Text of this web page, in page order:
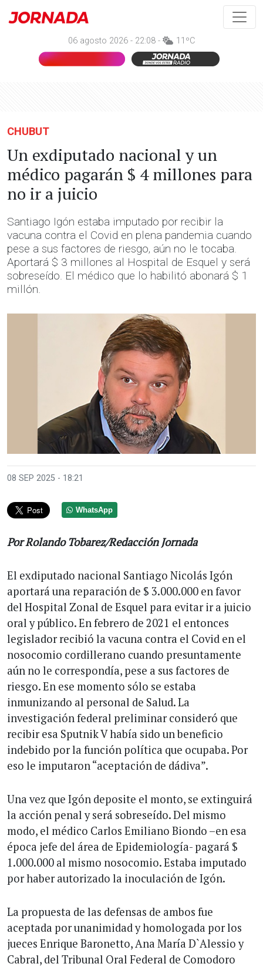
06 agosto 2026 - 22:08 - 11ºC
CHUBUT
Un exdiputado nacional y un
médico pagarán $ 4 millones para
no ir a juicio
Santiago Igón estaba imputado por recibir la
vacuna contra el Covid en plena pandemia cuando
pese a sus factores de riesgo, aún no le tocaba.
Aportará $ 3 millones al Hospital de Esquel y será
sobreseído. El médico que lo habilitó abonará $ 1
millón.
08 SEP 2025 - 18:21
WhatsApp
Por Rolando Tobarez/Redacción Jornada
El exdiputado nacional Santiago Nicolás Igón
aportará una reparación de $ 3.000.000 en favor
del Hospital Zonal de Esquel para evitar ir a juicio
oral y público. En febrero de 2021 el entonces
legislador recibió la vacuna contra el Covid en el
nosocomio cordillerano cuando presuntamente
aún no le correspondía, pese a sus factores de
riesgo. En ese momento sólo se estaba
inmunizando al personal de Salud. La
investigación federal preliminar consideró que
recibir esa Sputnik V había sido un beneficio
indebido por la función política que ocupaba. Por
eso le imputaron “aceptación de dádiva”.
Una vez que Igón deposite el monto, se extinguirá
la acción penal y será sobreseído. Del mismo
modo, el médico Carlos Emiliano Biondo –en esa
época jefe del área de Epidemiología- pagará $
1.000.000 al mismo nosocomio. Estaba imputado
por haber autorizado la inoculación de Igón.
La propuesta de las defensas de ambos fue
aceptada por unanimidad y homologada por los
jueces Enrique Baronetto, Ana María D`Alessio y
Cabral, del Tribunal Oral Federal de Comodoro